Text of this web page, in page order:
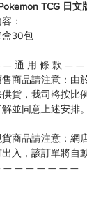
TCG 日
：
盒30包
通 用 條 款 — —
售商品請注意：由
供貨，我司將按比
解並同意上述安排。
貨商品請注意：網
出入，該訂單將自
— — — — — — —